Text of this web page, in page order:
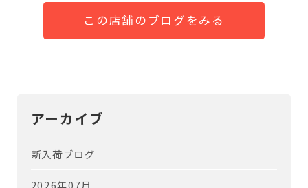
この店舗のブログをみる
アーカイブ
新入荷ブログ
2026年07月